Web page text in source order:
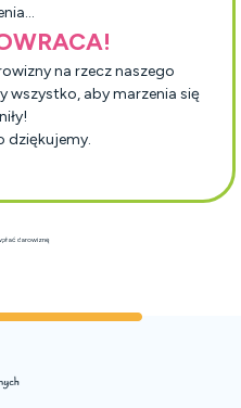
na rzecz naszego
wszystko, aby marzenia się
dziękujemy.
darowiznę